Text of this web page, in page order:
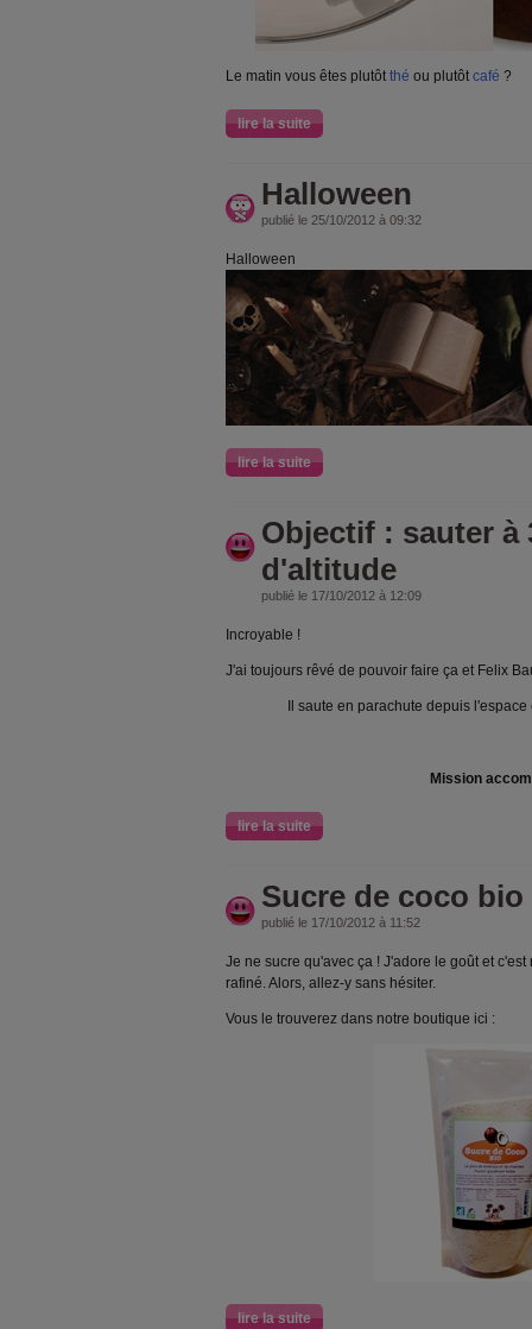
Le matin vous êtes plutôt thé ou plutôt café ?
lire la suite
Halloween
publié le 25/10/2012 à 09:32
Halloween
lire la suite
Objectif : sauter à
d'altitude
publié le 17/10/2012 à 12:09
Incroyable !
J'ai toujours rêvé de pouvoir faire ça et Felix
Il saute en parachute depuis
Mission
lire la suite
Sucre de coco bio
publié le 17/10/2012 à 11:52
Je ne sucre qu'avec ça ! J'adore le goût et
rafiné. Alors, allez-y sans hésiter.
Vous le trouverez dans notre boutique ici :
lire la suite